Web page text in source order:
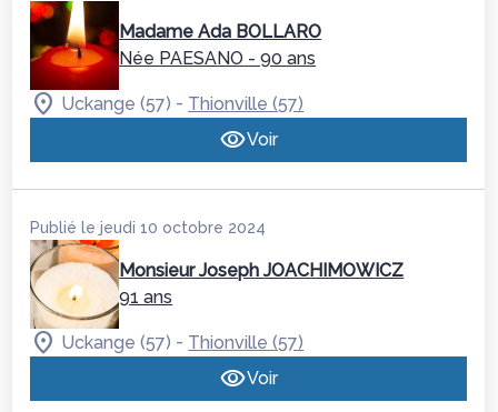
Madame Ada BOLLARO
Née PAESANO - 90 ans
Uckange (57) - Thionville (57)
Voir
Publié le jeudi 10 octobre 2024
Monsieur Joseph JOACHIMOWICZ
91 ans
Uckange (57) - Thionville (57)
Voir